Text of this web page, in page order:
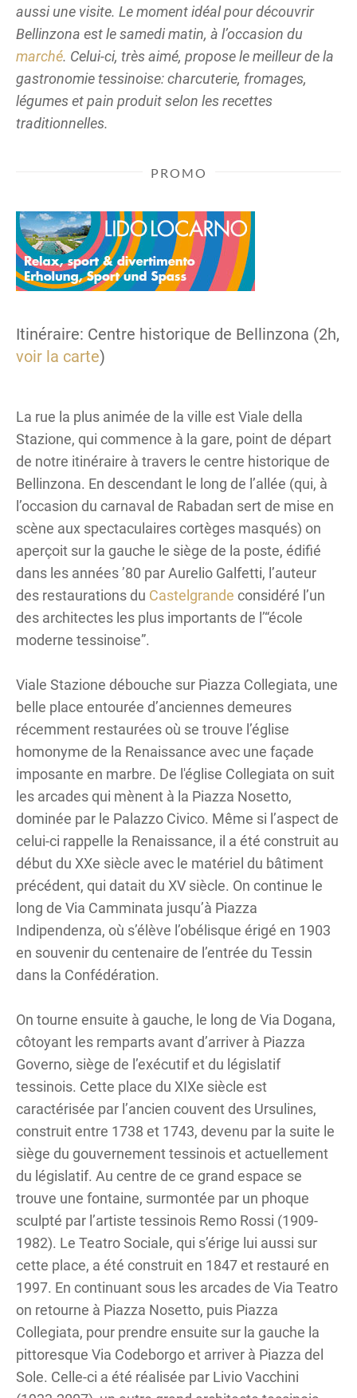
aussi une visite. Le moment idéal pour découvrir
Bellinzona est le samedi matin, à l’occasion du
marché. Celui-ci, très aimé, propose le meilleur de la
gastronomie tessinoise: charcuterie, fromages,
légumes et pain produit selon les recettes
traditionnelles.
PROMO
Itinéraire: Centre historique de Bellinzona (2h,
voir la carte)
La rue la plus animée de la ville est Viale della
Stazione, qui commence à la gare, point de départ
de notre itinéraire à travers le centre historique de
Bellinzona. En descendant le long de l’allée (qui, à
l’occasion du carnaval de Rabadan sert de mise en
scène aux spectaculaires cortèges masqués) on
aperçoit sur la gauche le siège de la poste, édifié
dans les années ’80 par Aurelio Galfetti, l’auteur
des restaurations du Castelgrande considéré l’un
des architectes les plus importants de l’“école
moderne tessinoise”.
Viale Stazione débouche sur Piazza Collegiata, une
belle place entourée d’anciennes demeures
récemment restaurées où se trouve l’église
homonyme de la Renaissance avec une façade
imposante en marbre. De l'église Collegiata on suit
les arcades qui mènent à la Piazza Nosetto,
dominée par le Palazzo Civico. Même si l’aspect de
celui-ci rappelle la Renaissance, il a été construit au
début du XXe siècle avec le matériel du bâtiment
précédent, qui datait du XV siècle. On continue le
long de Via Camminata jusqu’à Piazza
Indipendenza, où s’élève l’obélisque érigé en 1903
en souvenir du centenaire de l’entrée du Tessin
dans la Confédération.
On tourne ensuite à gauche, le long de Via Dogana,
côtoyant les remparts avant d’arriver à Piazza
Governo, siège de l’exécutif et du législatif
tessinois. Cette place du XIXe siècle est
caractérisée par l’ancien couvent des Ursulines,
construit entre 1738 et 1743, devenu par la suite le
siège du gouvernement tessinois et actuellement
du législatif. Au centre de ce grand espace se
trouve une fontaine, surmontée par un phoque
sculpté par l’artiste tessinois Remo Rossi (1909-
1982). Le Teatro Sociale, qui s’érige lui aussi sur
cette place, a été construit en 1847 et restauré en
1997. En continuant sous les arcades de Via Teatro
on retourne à Piazza Nosetto, puis Piazza
Collegiata, pour prendre ensuite sur la gauche la
pittoresque Via Codeborgo et arriver à Piazza del
Sole. Celle-ci a été réalisée par Livio Vacchini